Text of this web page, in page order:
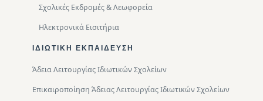
Σχολικές Εκδρομές & Λεωφορεία
Ηλεκτρονικά Εισιτήρια
ΙΔΙΩΤΙΚΉ ΕΚΠΑΊΔΕΥΣΗ
Άδεια Λειτουργίας Ιδιωτικών Σχολείων
Επικαιροποίηση Άδειας Λειτουργίας Ιδιωτικών Σχολείων